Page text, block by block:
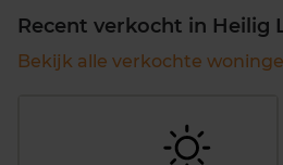
Recent verkocht in Heilig
Bekijk alle verkochte